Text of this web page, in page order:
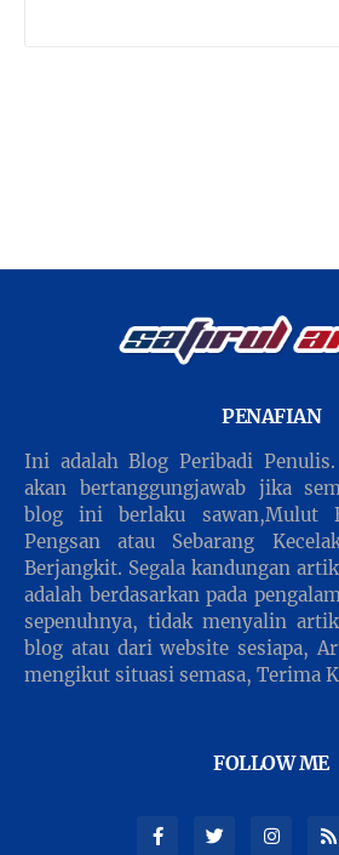
PENAFIAN
Ini adalah Blog Peribadi
akan bertanggungjawab jika
blog ini berlaku sawan,Mulut
Pengsan atau Sebarang
Berjangkit. Segala kandungan
adalah berdasarkan pada
sepenuhnya, tidak menyalin
blog atau dari website sesiapa,
mengikut situasi semasa, Terima
FOLLOW ME